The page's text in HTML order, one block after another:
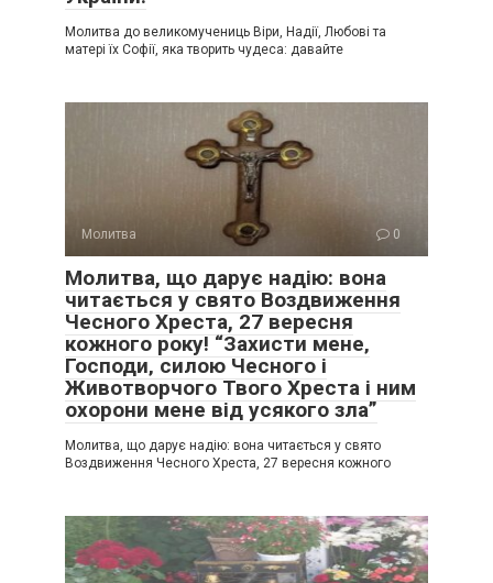
Молитва до великомучениць Віри, Надії, Любові та
матері їх Софії, яка творить чудеса: давайте
Молитва 0
Молитва, що дарує надію: вона
читається у свято Воздвиження
Чесного Хреста, 27 вересня
кожного року! “Захисти мене‚
Господи‚ силою Чесного і
Животворчого Твого Хреста і ним
охорони мене від усякого зла”
Молитва, що дарує надію: вона читається у свято
Воздвиження Чесного Хреста, 27 вересня кожного